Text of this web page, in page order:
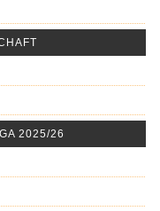
2025/26